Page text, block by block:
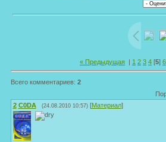
« Предыдущая | 1 2 3 4 [5] 6
Всего комментариев: 2
2 C0DA (24.08.2010 10:57)[Материал]